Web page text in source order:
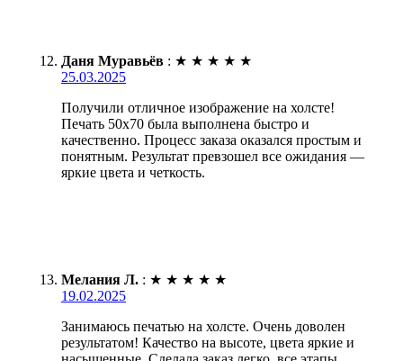
Даня Муравьёв : ★ ★ ★ ★ ★
25.03.2025
Получили отличное изображение на холсте!
Печать 50х70 была выполнена быстро и
качественно. Процесс заказа оказался простым и
понятным. Результат превзошел все ожидания —
яркие цвета и четкость.
Мелания Л. : ★ ★ ★ ★ ★
19.02.2025
Занимаюсь печатью на холсте. Очень доволен
результатом! Качество на высоте, цвета яркие и